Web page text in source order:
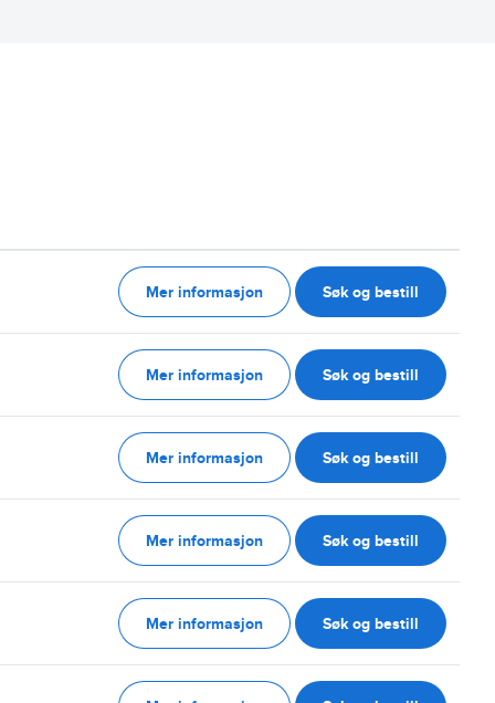
Mer informasjon Søk og bestill
Mer informasjon Søk og bestill
Mer informasjon Søk og bestill
Mer informasjon Søk og bestill
Mer informasjon Søk og bestill